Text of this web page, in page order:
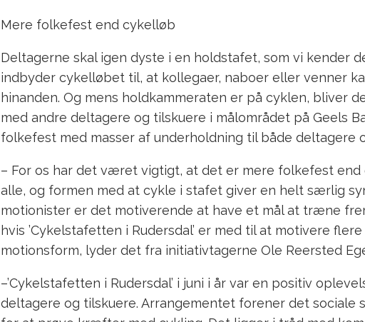
Mere folkefest end cykelløb
Deltagerne skal igen dyste i en holdstafet, som vi kender
indbyder cykelløbet til, at kollegaer, naboer eller venner
hinanden. Og mens holdkammeraten er på cyklen, bliver
med andre deltagere og tilskuere i målområdet på Geels
folkefest med masser af underholdning til både deltagere
– For os har det været vigtigt, at det er mere folkefest end
alle, og formen med at cykle i stafet giver en helt særlig
motionister er det motiverende at have et mål at træne
hvis ’Cykelstafetten i Rudersdal’ er med til at motivere
motionsform, lyder det fra initiativtagerne Ole Reersted
–’Cykelstafetten i Rudersdal’ i juni i år var en positiv
deltagere og tilskuere. Arrangementet forener det sociale